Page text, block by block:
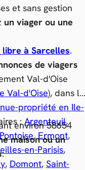
et sans gestion
un viager ou une
à Sarcelles.
de viagers
Val-d'Oise
Val-d'Oise), dans la
propriété en Ile-
:Argenteuil,
Pontoise,Ermont,
en-Parisis,
, Domont, Saint-
environ 58654
maison ou un
.